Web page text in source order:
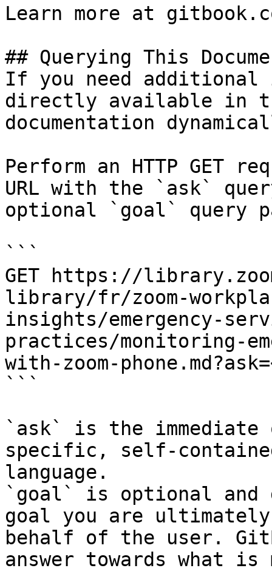
Learn more at
## Querying This
If you need
directly available in
documentation
Perform an HTTP GET
URL with the `ask`
optional `goal` query
```
GET https://
library/fr/zoom-
insights/emergency-
practices/monitoring-
with-zoom-
```
`ask` is the
specific, self-
language.
`goal` is optional and
goal you are
behalf of the user.
answer towards what